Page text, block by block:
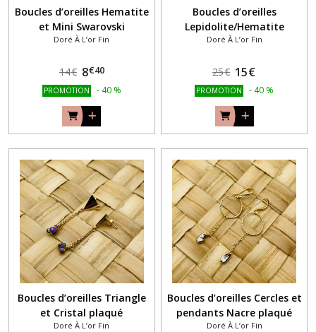
Boucles d’oreilles Hematite
et Mini Swarovski
Doré À L’or Fin
14€ 8€40
PROMOTION - 40 %
Boucles d’oreilles
Lepidolite/Hematite
Doré À L’or Fin
25€ 15€
PROMOTION - 40 %
Boucles d’oreilles Triangle
et Cristal plaqué
Doré À L’or Fin
Boucles d’oreilles Cercles et
pendants Nacre plaqué
Doré À L’or Fin